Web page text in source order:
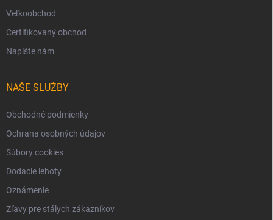
Veľkoobchod
Certifikovaný obchod
Napíšte nám
NAŠE SLUŽBY
Obchodné podmienky
Ochrana osobných údajov
Súbory cookies
Dodacie lehoty
Oznámenie
Zľavy pre stálych zákazníkov